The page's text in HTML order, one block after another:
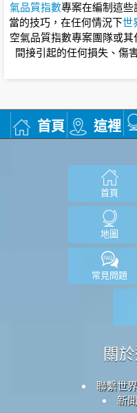
氣品質指數專案在編制這些
當的技巧，在任何情況下世
空氣品質指數專案團隊或
間接引起的任何損失、傷
首頁 這裡
首頁
地圖
常見問題
關
聯繫世
新